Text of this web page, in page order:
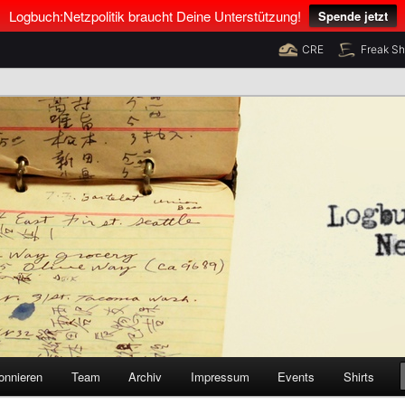
Logbuch:Netzpolitik braucht Deine Unterstützung! Spende jetzt
CRE Freak
Neumann und Tim Pritlove
Team Archiv Impressum Events Shirts